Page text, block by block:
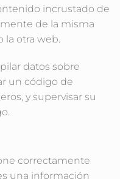
incrustado de
de la misma
la otra web.
datos sobre
un código de
y supervisar su
correctamente
una información